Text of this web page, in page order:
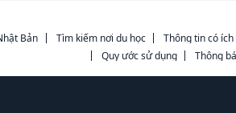
Bản Tìm kiếm nơi du học Thông tin có
Quy ước sử dụng
Thông